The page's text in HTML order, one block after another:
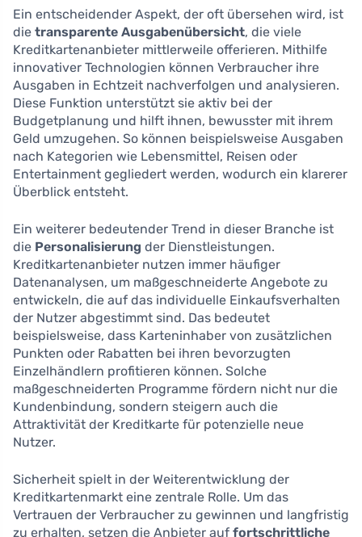
Ein entscheidender Aspekt, der oft übersehen wird, ist
die transparente Ausgabenübersicht, die viele
Kreditkartenanbieter mittlerweile offerieren. Mithilfe
innovativer Technologien können Verbraucher ihre
Ausgaben in Echtzeit nachverfolgen und analysieren.
Diese Funktion unterstützt sie aktiv bei der
Budgetplanung und hilft ihnen, bewusster mit ihrem
Geld umzugehen. So können beispielsweise Ausgaben
nach Kategorien wie Lebensmittel, Reisen oder
Entertainment gegliedert werden, wodurch ein klarerer
Überblick entsteht.
Ein weiterer bedeutender Trend in dieser Branche ist
die Personalisierung der Dienstleistungen.
Kreditkartenanbieter nutzen immer häufiger
Datenanalysen, um maßgeschneiderte Angebote zu
entwickeln, die auf das individuelle Einkaufsverhalten
der Nutzer abgestimmt sind. Das bedeutet
beispielsweise, dass Karteninhaber von zusätzlichen
Punkten oder Rabatten bei ihren bevorzugten
Einzelhändlern profitieren können. Solche
maßgeschneiderten Programme fördern nicht nur die
Kundenbindung, sondern steigern auch die
Attraktivität der Kreditkarte für potenzielle neue
Nutzer.
Sicherheit spielt in der Weiterentwicklung der
Kreditkartenmarkt eine zentrale Rolle. Um das
Vertrauen der Verbraucher zu gewinnen und langfristig
zu erhalten, setzen die Anbieter auf fortschrittliche